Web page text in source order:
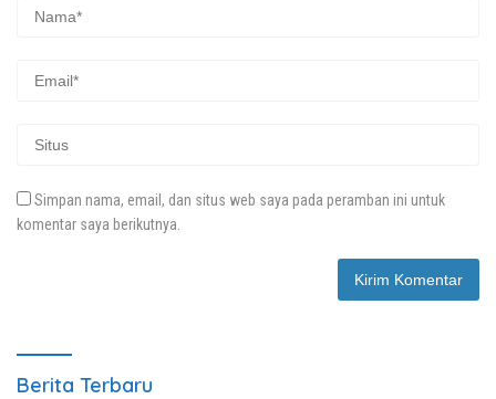
Simpan nama, email, dan situs web saya pada peramban ini untuk
komentar saya berikutnya.
Berita Terbaru